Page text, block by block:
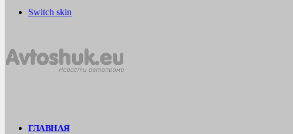
Switch skin
ГЛАВНАЯ